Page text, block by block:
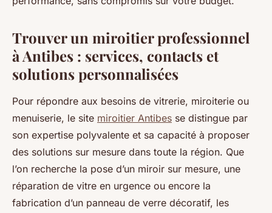
Trouver un miroitier professionnel
à Antibes : services, contacts et
solutions personnalisées
Pour répondre aux besoins de vitrerie, miroiterie ou
menuiserie, le site miroitier Antibes se distingue par
son expertise polyvalente et sa capacité à proposer
des solutions sur mesure dans toute la région. Que
l’on recherche la pose d’un miroir sur mesure, une
réparation de vitre en urgence ou encore la
fabrication d’un panneau de verre décoratif, les